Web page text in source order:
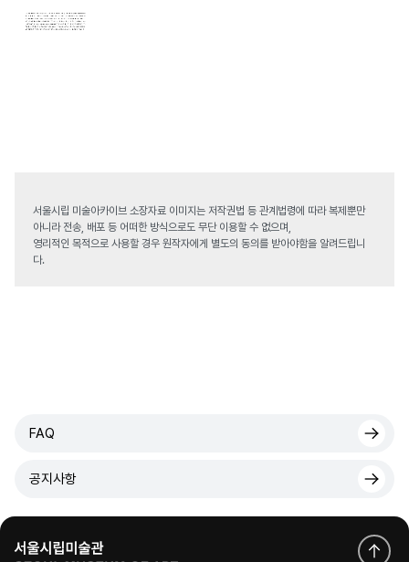
서울시립 미술아카이브 소장자료 이미지는 저작권법 등 관계법령에 따라 복제뿐만
아니라 전송, 배포 등 어떠한 방식으로도 무단 이용할 수 없으며,
영리적인 목적으로 사용할 경우 원작자에게 별도의 동의를 받아야함을 알려드립니
다.
FAQ
공지사항